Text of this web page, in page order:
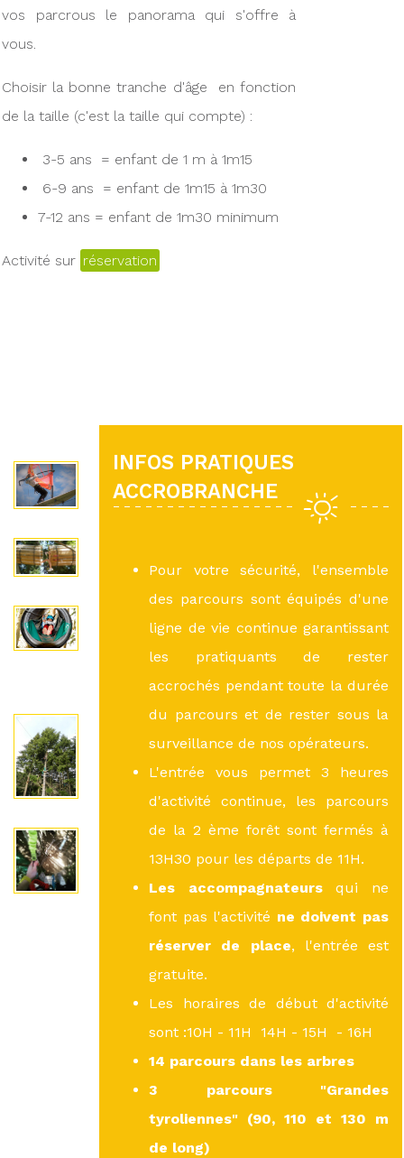
vos parcrous le panorama qui s'offre à
vous.
Choisir la bonne tranche d'âge en fonction
de la taille (c'est la taille qui compte) :
3-5 ans = enfant de 1 m à 1m15
6-9 ans = enfant de 1m15 à 1m30
7-12 ans = enfant de 1m30 minimum
Activité sur réservation
INFOS PRATIQUES
ACCROBRANCHE
Pour votre sécurité, l'ensemble
des parcours sont équipés d'une
ligne de vie continue garantissant
les pratiquants de rester
accrochés pendant toute la durée
du parcours et de rester sous la
surveillance de nos opérateurs.
L'entrée vous permet 3 heures
d'activité continue, les parcours
de la 2 ème forêt sont fermés à
13H30 pour les départs de 11H.
Les accompagnateursqui ne
font pas l'activité ne doivent pas
réserver de place, l'entrée est
gratuite.
Les horaires de début d'activité
sont :10H - 11H 14H - 15H - 16H
14 parcours dans les arbres
3 parcours "Grandes
tyroliennes" (90, 110 et 130 m
de long)